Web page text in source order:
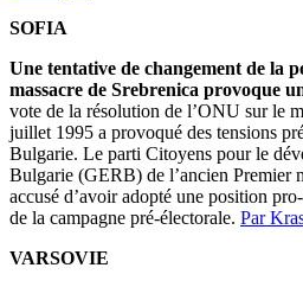
SOFIA
Une tentative de changement de la
massacre de Srebrenica provoque
vote de la résolution de l’ONU sur le
juillet 1995 a provoqué des tensions
Bulgarie. Le parti Citoyens pour le
Bulgarie (GERB) de l’ancien Premier
accusé d’avoir adopté une position
de la campagne pré-électorale. Par
VARSOVIE